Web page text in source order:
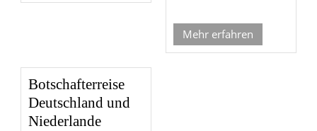
Mehr erfahren
Botschafterreise
Deutschland und
Niederlande